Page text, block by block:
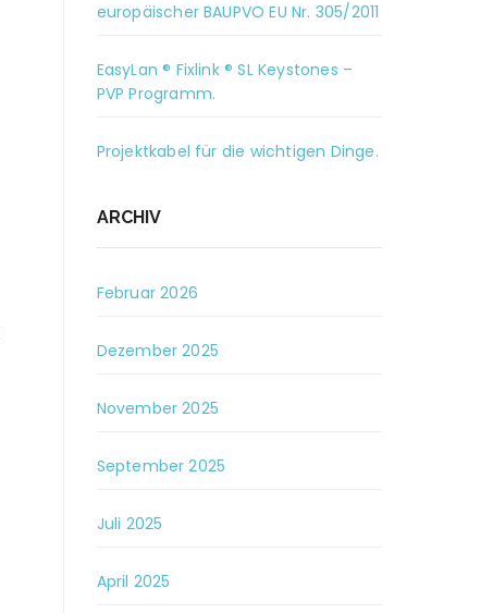
europäischer BAUPVO EU Nr. 305/2011
EasyLan ® Fixlink ® SL Keystones –
PVP Programm.
Projektkabel für die wichtigen Dinge.
ARCHIV
Februar 2026
Dezember 2025
November 2025
September 2025
Juli 2025
April 2025